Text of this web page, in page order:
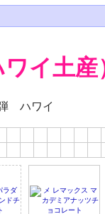
イ土産
ハワイ